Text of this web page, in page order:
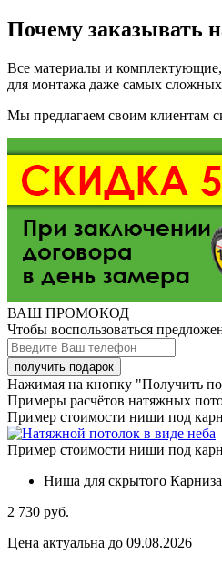
Почему заказывать
Все материалы и
для монтажа даже самых
Мы предлагаем своим клиентам
ВАШ ПРОМОКОД
Чтобы воспользоваться
Нажимая на кнопку "Получить
Примеры расчётов натяжных
Пример стоимости ниши под
Пример стоимости ниши под
Ниша для скрытого
2 730 руб.
Цена актуальна до 09.08.2026